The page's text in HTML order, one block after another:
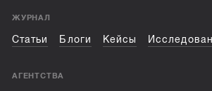
ЖУРНАЛ
Статьи Блоги Кейсы
АГЕНТСТВА